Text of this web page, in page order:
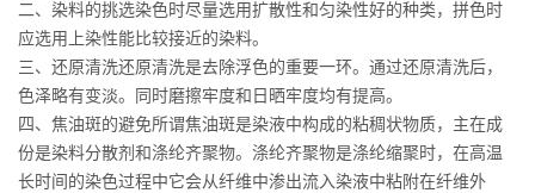
二、染料的挑选染色时尽量选用扩散性和匀染性好的种类，拼色时
应选用上染性能比较接近的染料。
三、还原清洗还原清洗是去除浮色的重要一环。通过还原清洗后，
色泽略有变淡。同时磨擦牢度和日晒牢度均有提高。
四、焦油斑的避免所谓焦油斑是染液中构成的粘稠状物质，主在成
份是染料分散剂和涤纶齐聚物。涤纶齐聚物是涤纶缩聚时，在高温
长时间的染色过程中它会从纤维中渗出流入染液中粘附在纤维外